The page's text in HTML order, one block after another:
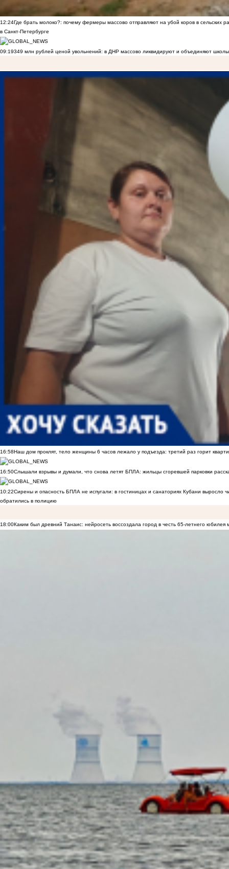
12:24Где брать молоко?: почему фермеры массово отправляют на убой коров в сельских
в Санкт-Петербурге
09:19349 млн рублей ценой увольнений: в ДНР массово ликвидируют и объединяют
16:58Наш дом проклят, тело женщины 6 часов лежало у подъезда: третий раз горит
16:50Слышали взрывы и думали, что снова летят БПЛА: жильцы сгоревшей парковки
10:22Сирены и опасность БПЛА не испугали: в гостиницах и санаториях Кубани выросло
обратились в полицию
18:00Каким был древний Танаис: нейросеть воссоздала город в честь 65-летнего юбилея